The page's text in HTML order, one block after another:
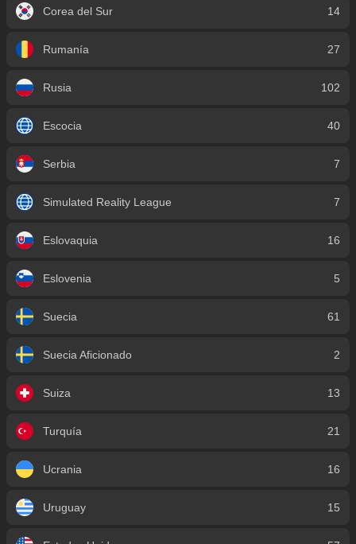
Corea del Sur 14
Rumanía 27
Rusia 102
Escocia 40
Serbia 7
Simulated Reality League 7
Eslovaquia 16
Eslovenia 5
Suecia 61
Suecia Aficionado 2
Suiza 13
Turquía 21
Ucrania 16
Uruguay 15